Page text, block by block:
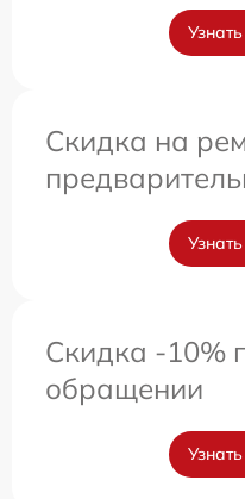
Скидка на
Скидка -10%
обращении